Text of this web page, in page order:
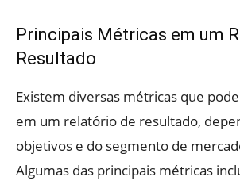
Principais Métricas em um
Resultado
Existem diversas métricas que
em um relatório de resultado,
objetivos e do segmento de
Algumas das principais métricas